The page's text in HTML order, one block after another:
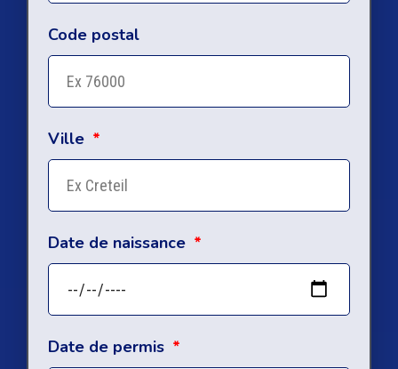
Code postal
Ville
Date de naissance
Date de permis